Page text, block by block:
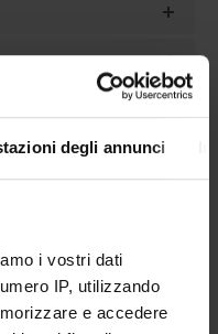
degli annunci
i vostri dati
IP, utilizzando
e accedere